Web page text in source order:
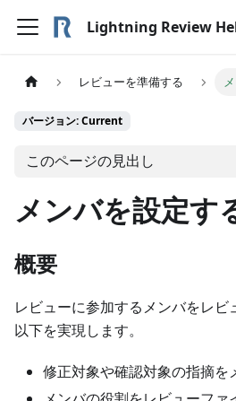
Lightning Review
レビューを準備する
バージョン: Current
このページの見出し
メンバを設定す
概要
レビューに参加するメンバをレビ
以下を実現します。
修正対象や確認対象の指摘を